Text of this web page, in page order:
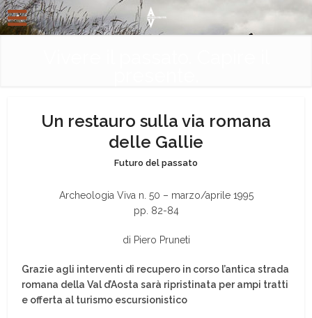
Un restauro sulla via romana
delle Gallie
Futuro del passato
Archeologia Viva n. 50 – marzo/aprile 1995
pp. 82-84
di Piero Pruneti
Grazie agli interventi di recupero in corso l’antica strada
romana della Val d’Aosta sarà ripristinata per ampi tratti
e offerta al turismo escursionistico